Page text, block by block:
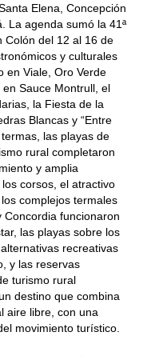
Elena, Concepción
La agenda sumó la 41ª
Colón del 12 al 16 de
y culturales
en Viale, Oro Verde
Sauce Montrull, el
la Fiesta de la
Blancas y “Entre
las playas de
rural completaron
y amplia
corsos, el atractivo
complejos termales
Concordia funcionaron
las playas sobre los
recreativas
y las reservas
turismo rural
destino que combina
aire libre, con una
movimiento turístico.